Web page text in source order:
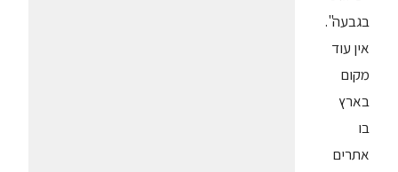
בגבעה".
אין עוד
מקום
בארץ
בו
אתרים